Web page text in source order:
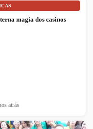
magia dos casinos
atrás